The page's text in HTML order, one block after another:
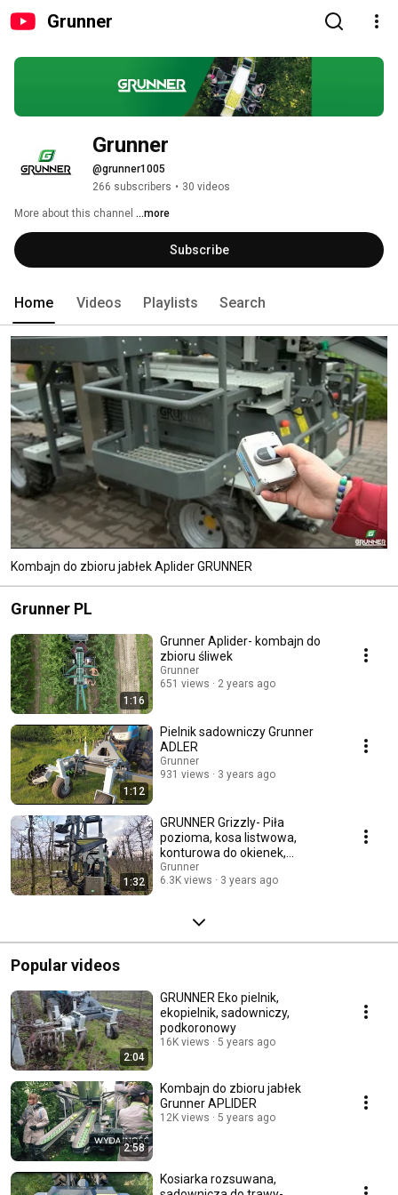
Grunner
Grunner
@grunner1005
266 subscribers • 30 videos
More about this channel ...more
Subscribe
Home Videos Playlists Search
Kombajn do zbioru jabłek Aplider GRUNNER
Grunner PL
1:16
Grunner Aplider- kombajn do
zbioru śliwek
Grunner
651 views
2 years ago
1:12
Pielnik sadowniczy Grunner
ADLER
Grunner
931 views
3 years ago
1:32
GRUNNER Grizzly- Piła
pozioma, kosa listwowa,
konturowa do okienek,
mechaniczne cięcie drzew
Grunner
6.3K views
3 years ago
Popular videos
2:04
GRUNNER Eko pielnik,
ekopielnik, sadowniczy,
podkoronowy
16K views 5 years ago
2:58
Kombajn do zbioru jabłek
Grunner APLIDER
12K views 5 years ago
Kosiarka rozsuwana,